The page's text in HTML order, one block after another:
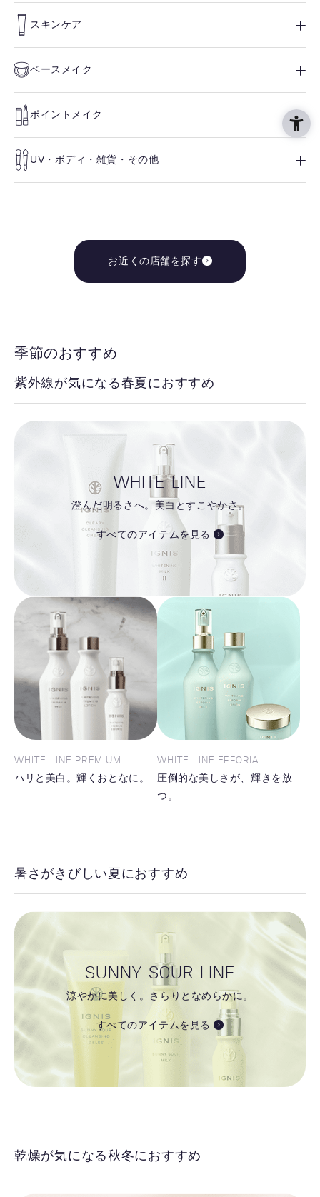
スキンケア
ベースメイク
ポイントメイク
UV・ボディ・雑貨・その他
お近くの店舗を探す
季節のおすすめ
紫外線が気になる春夏におすすめ
WHITE LINE
澄んだ明るさへ。美白とすこやかさ。
すべてのアイテムを見る
WHITE LINE PREMIUM
ハリと美白。輝くおとなに。
WHITE LINE EFFORIA
圧倒的な美しさが、輝きを放
つ。
暑さがきびしい夏におすすめ
SUNNY SOUR LINE
涼やかに美しく。さらりとなめらかに。
すべてのアイテムを見る
乾燥が気になる秋冬におすすめ